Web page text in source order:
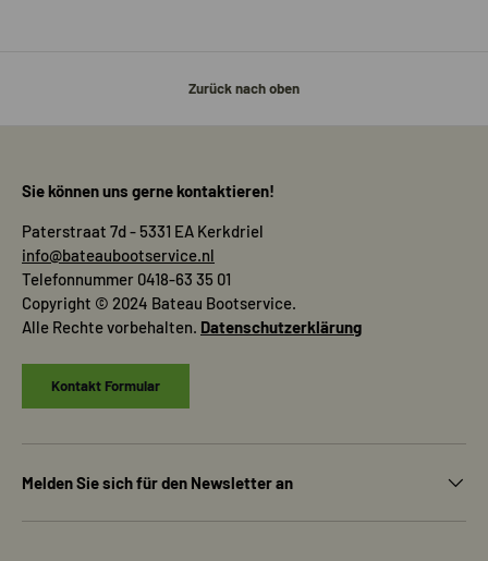
Zurück nach oben
Sie können uns gerne kontaktieren!
Paterstraat 7d - 5331 EA Kerkdriel
info@bateaubootservice.nl
Telefonnummer 0418-63 35 01
Copyright © 2024 Bateau Bootservice.
Alle Rechte vorbehalten. Datenschutzerklärung
Kontakt Formular
Melden Sie sich für den Newsletter an